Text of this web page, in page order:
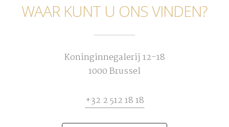
WAAR KUNT U ONS VINDEN?
Koninginnegalerij 12-18
1000 Brussel
+32 2 512 18 18